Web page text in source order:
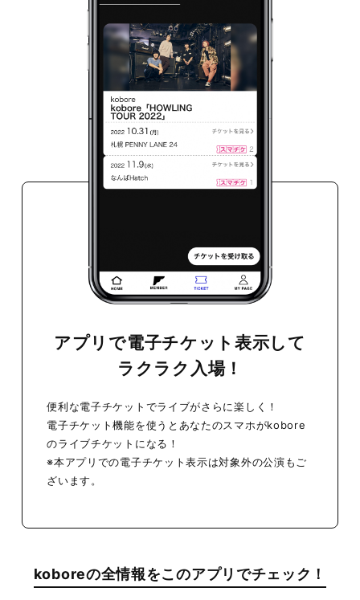
アプリで電子チケット表示して
ラクラク入場！
便利な電子チケットでライブがさらに楽しく！
電子チケット機能を使うとあなたのスマホがkobore
のライブチケットになる！
※本アプリでの電子チケット表示は対象外の公演もご
ざいます。
koboreの全情報をこのアプリでチェック！